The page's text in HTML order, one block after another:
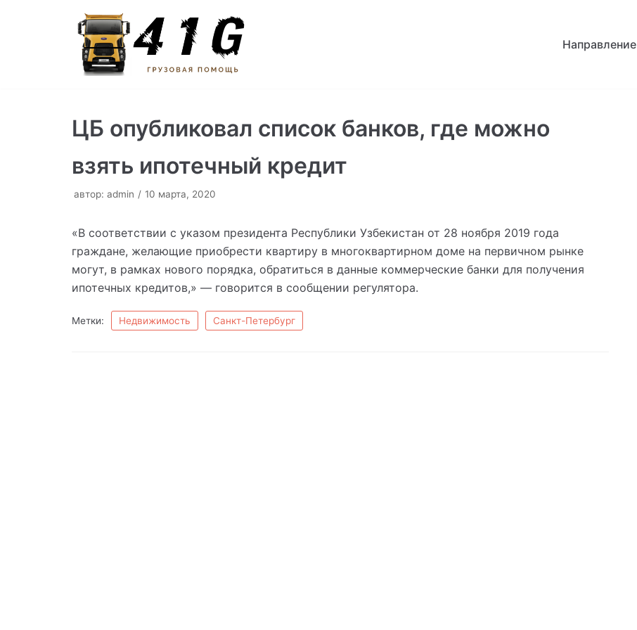
содержимому
Направление
ЦБ опубликовал список банков, где можно
взять ипотечный кредит
автор: admin 10 марта, 2020
«В соответствии с указом президента Республики Узбекистан от 28 ноября 2019 года
граждане, желающие приобрести квартиру в многоквартирном доме на первичном рынке
могут, в рамках нового порядка, обратиться в данные коммерческие банки для получения
ипотечных кредитов,» — говорится в сообщении регулятора.
Метки: Недвижимость Санкт-Петербург